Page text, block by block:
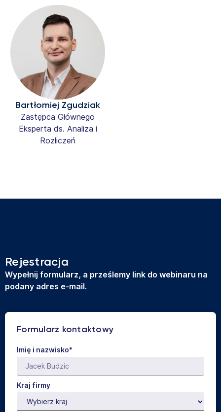
Bartłomiej Zgudziak
Zastępca Głównego
Eksperta ds. Analiza i
Rozliczeń
Rejestracja
Wypełnij formularz, a prześlemy link do webinaru na
podany adres e-mail.
Formularz kontaktowy
Imię i nazwisko*
Kraj firmy